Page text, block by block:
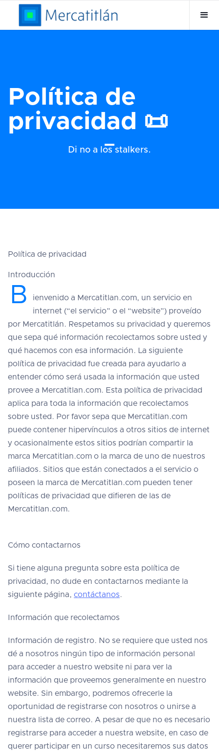
Política de
privacidad 📜
Di no a los stalkers.
Política de privacidad
Introducción
B
ienvenido a Mercatitlan.com, un servicio en
internet (“el servicio” o el “website”) proveído
por Mercatitlán. Respetamos su privacidad y queremos
que sepa qué información recolectamos sobre usted y
qué hacemos con esa información. La siguiente
política de privacidad fue creada para ayudarlo a
entender cómo será usada la información que usted
provee a Mercatitlan.com. Esta política de privacidad
aplica para toda la información que recolectamos
sobre usted. Por favor sepa que Mercatitlan.com
puede contener hipervínculos a otros sitios de internet
y ocasionalmente estos sitios podrían compartir la
marca Mercatitlan.com o la marca de uno de nuestros
afiliados. Sitios que están conectados a el servicio o
poseen la marca de Mercatitlan.com pueden tener
políticas de privacidad que difieren de las de
Mercatitlan.com.
Cómo contactarnos
Si tiene alguna pregunta sobre esta política de
privacidad, no dude en contactarnos mediante la
siguiente página, contáctanos.
Información que recolectamos
Información de registro. No se requiere que usted nos
dé a nosotros ningún tipo de información personal
para acceder a nuestro website ni para ver la
información que proveemos generalmente en nuestro
website. Sin embargo, podremos ofrecerle la
oportunidad de registrarse con nosotros o unirse a
nuestra lista de correo. A pesar de que no es necesario
registrarse para acceder a nuestra website, en caso de
querer participar en un curso necesitaremos sus datos